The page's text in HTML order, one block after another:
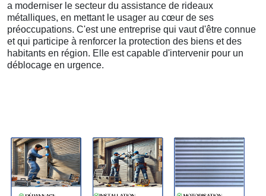
a moderniser le secteur du assistance de rideaux
métalliques, en mettant le usager au cœur de ses
préoccupations. C'est une entreprise qui vaut d'être connue
et qui participe à renforcer la protection des biens et des
habitants en région. Elle est capable d'intervenir pour un
déblocage en urgence.